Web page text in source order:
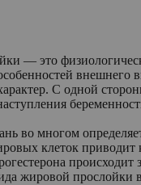
— это
С одной
во многом
клеток
жировой прослойки